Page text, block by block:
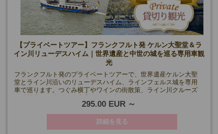
【プライベートツアー】フランクフルト発 ケルン大聖堂＆ラ
イン川リューデスハイム｜世界遺産と中世の城を巡る専用車観
光
フランクフルト発のプライベートツアーで、世界遺産ケルン大聖
堂とライン川沿いのリューデスハイム、ラインフェルス城を専用
車で巡ります。つぐみ横丁やワインの街散策、ライン川クルーズ
295.00 EUR
詳細を見る